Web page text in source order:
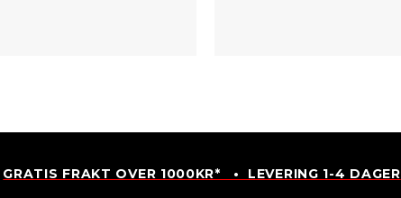
GRATIS FRAKT OVER 1000KR* • LEVERING 1-4 DAGER